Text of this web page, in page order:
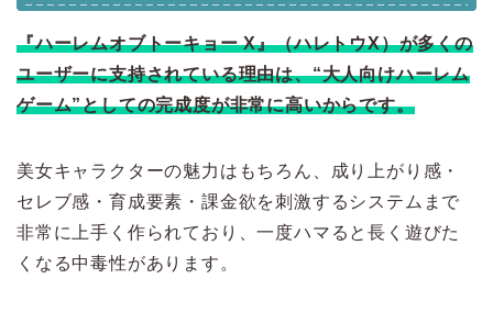
『ハーレムオブトーキョー X』（ハレトウX）が多くの
ユーザーに支持されている理由は、“大人向けハーレム
ゲーム”としての完成度が非常に高いからです。
美女キャラクターの魅力はもちろん、成り上がり感・
セレブ感・育成要素・課金欲を刺激するシステムまで
非常に上手く作られており、一度ハマると長く遊びた
くなる中毒性があります。